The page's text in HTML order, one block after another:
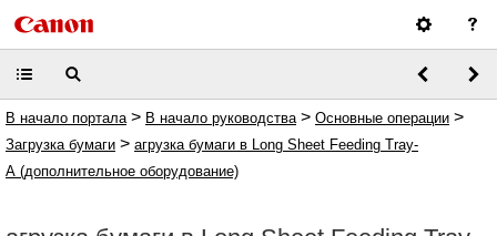
В начало портала > В начало руководства > Основные операции >
Загрузка бумаги > агрузка бумаги в Long Sheet Feeding Tray-
A (дополнительное оборудование)